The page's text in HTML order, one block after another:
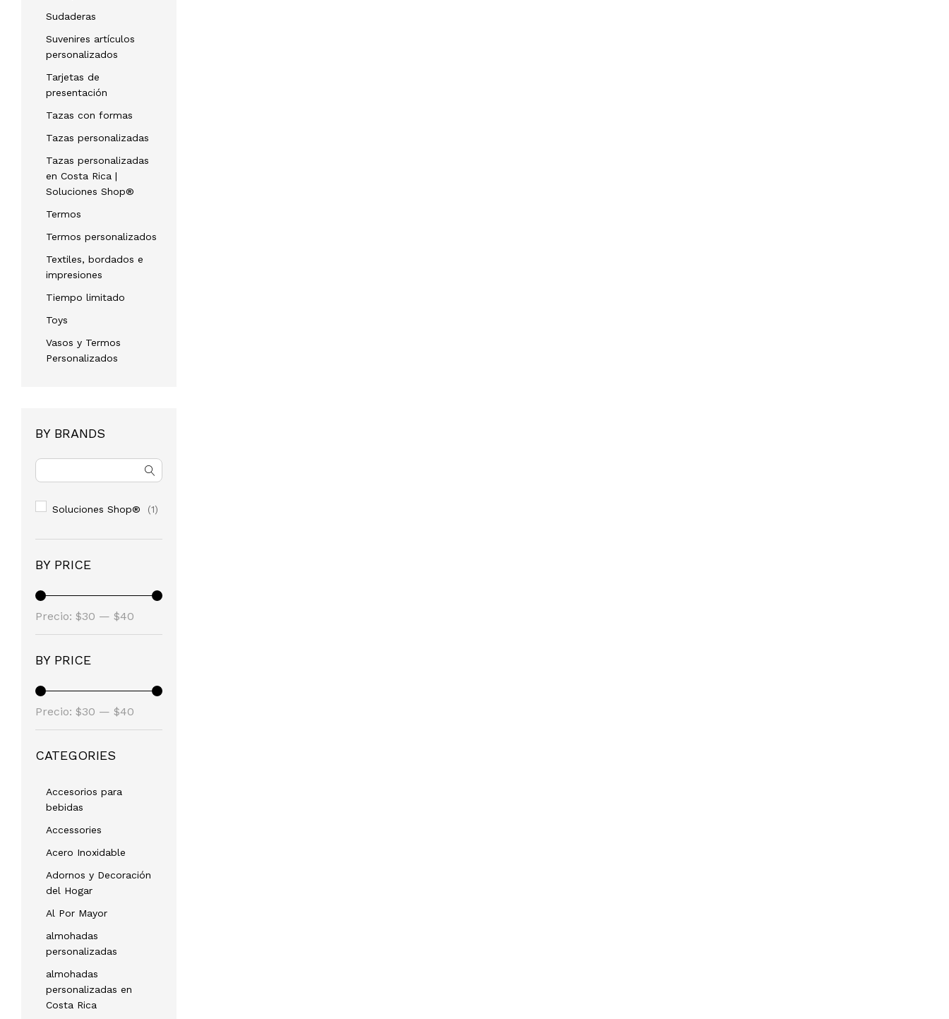
Sudaderas
Suvenires artículos
personalizados
Tarjetas de
presentación
Tazas con formas
Tazas personalizadas
Tazas personalizadas
en Costa Rica |
Soluciones Shop®
Termos
Termos personalizados
Textiles, bordados e
impresiones
Tiempo limitado
Toys
Vasos y Termos
Personalizados
BY BRANDS
Soluciones Shop® (1)
BY PRICE
mínimo
máximo
Precio: $30 — $40
BY PRICE
mínimo
máximo
Precio: $30 — $40
CATEGORIES
Accesorios para
bebidas
Accessories
Acero Inoxidable
Adornos y Decoración
del Hogar
Al Por Mayor
almohadas
personalizadas
almohadas
personalizadas en
Costa Rica